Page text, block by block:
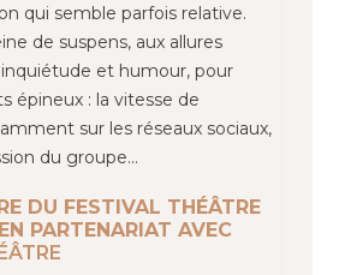
qui semble parfois relative.
de suspens, aux allures
et humour, pour
épineux : la vitesse de
sur les réseaux sociaux,
du groupe…
DU FESTIVAL THÉÂTRE
PARTENARIAT AVEC